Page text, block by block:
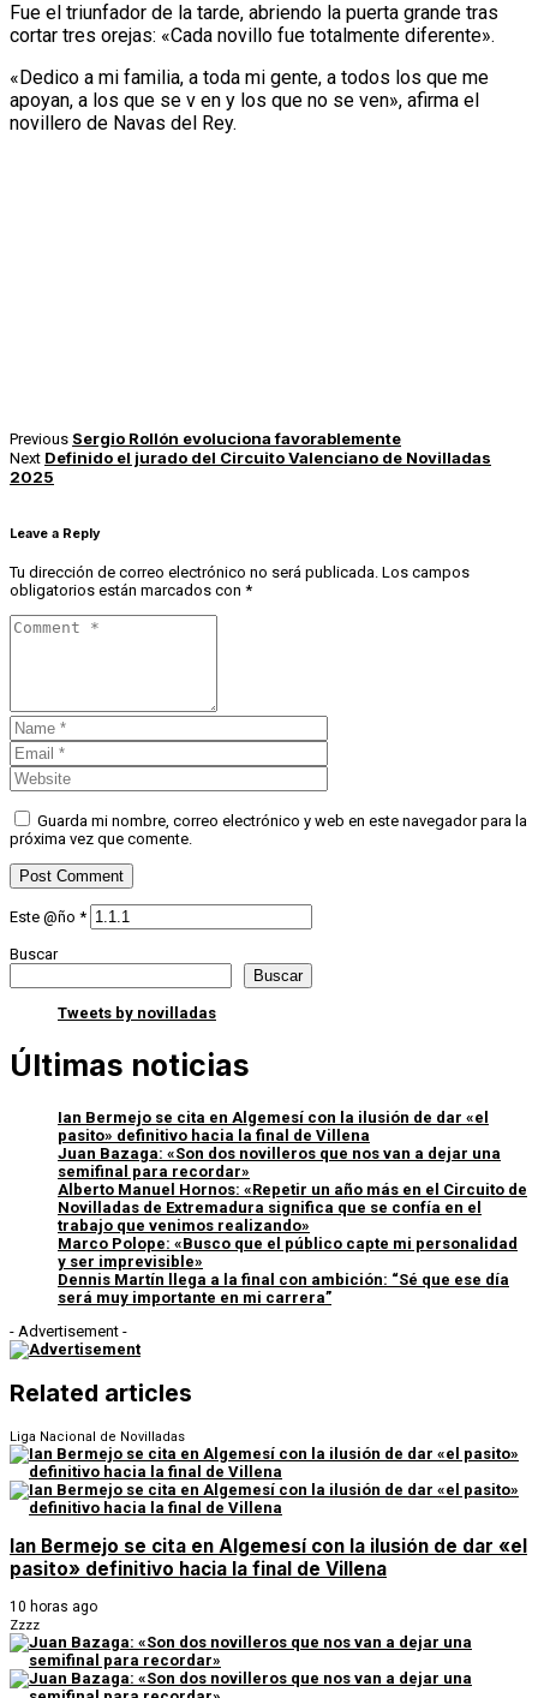
Fue el triunfador de la tarde, abriendo la puerta grande tras
cortar tres orejas: «Cada novillo fue totalmente diferente».
«Dedico a mi familia, a toda mi gente, a todos los que me
apoyan, a los que se v en y los que no se ven», afirma el
novillero de Navas del Rey.
Previous Sergio Rollón evoluciona favorablemente
Next Definido el jurado del Circuito Valenciano de Novilladas
2025
Leave a Reply
Tu dirección de correo electrónico no será publicada. Los campos
obligatorios están marcados con *
Guarda mi nombre, correo electrónico y web en este navegador para la
próxima vez que comente.
Este @ño *
Buscar
Buscar
Tweets by novilladas
Últimas noticias
Ian Bermejo se cita en Algemesí con la ilusión de dar «el
pasito» definitivo hacia la final de Villena
Juan Bazaga: «Son dos novilleros que nos van a dejar una
semifinal para recordar»
Alberto Manuel Hornos: «Repetir un año más en el Circuito de
Novilladas de Extremadura significa que se confía en el
trabajo que venimos realizando»
Marco Polope: «Busco que el público capte mi personalidad
y ser imprevisible»
Dennis Martín llega a la final con ambición: “Sé que ese día
será muy importante en mi carrera”
- Advertisement -
Related articles
Liga Nacional de Novilladas
Ian Bermejo se cita en Algemesí con la ilusión de dar «el
pasito» definitivo hacia la final de Villena
10 horas ago
Zzzz